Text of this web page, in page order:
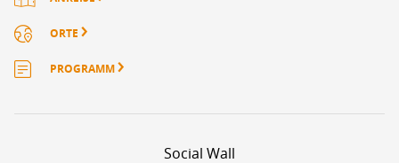
ORTE
PROGRAMM
Social Wall